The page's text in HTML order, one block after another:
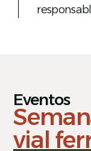
Eventos
vial